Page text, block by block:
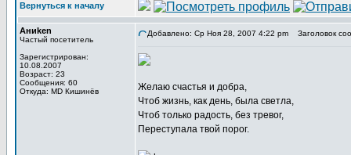
Вернуться к началу
Аниken
Частый посетитель
Зарегистрирован:
10.08.2007
Возраст: 23
Сообщения: 60
Откуда: MD Кишинёв
Добавлено: Ср Ноя 28, 2007 4:22 pm Заголовок
Желаю счастья и добра,
Чтоб жизнь, как день, была светла,
Чтоб только радость, без тревог,
Переступала твой порог.